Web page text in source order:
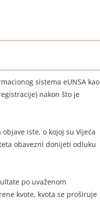
sistema eUNSA kao
nakon što je
iste, o kojoj su Vijeća
obavezni donijeti odluku
po uvaženom
kvote, kvota se proširuje